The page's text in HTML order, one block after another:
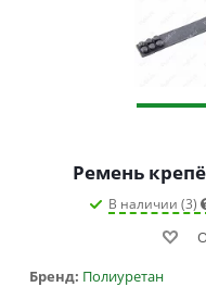
Ремень
В наличии (3)
Бренд: Полиуретан